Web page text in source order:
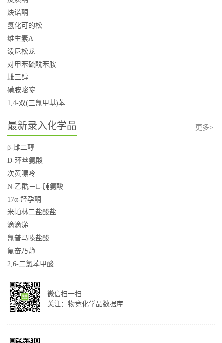
炔诺酮
氢化可的松
维生素A
泼尼松龙
对甲苯硫酰苯胺
雌三醇
磺胺嘧啶
1,4-双(三氯甲基)苯
最新录入化学品 更多>
β-雌二醇
D-环丝氨酸
次黄嘌呤
N-乙酰－L-脯氨酸
17α-羟孕酮
米帕林二盐酸盐
滴滴涕
氯普马嗪盐酸
氟奋乃静
2,6-二氯苯甲酸
微信扫一扫
关注：物竞化学品数据库